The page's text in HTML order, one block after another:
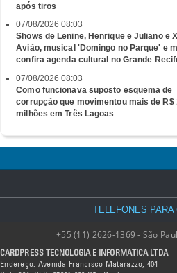
após tiros
07/08/2026 08:03
Shows de Lenine, Henrique e Juliano e
Avião, musical 'Domingo no Parque' e
confira agenda cultural no Grande
07/08/2026 08:03
Como funcionava suposto esquema de
corrupção que movimentou mais de R$
milhões em Três Lagoas
TELEFONES PARA
+55 (11) 2626-1369 - São
CARDPRESS TECNOLOGIA E INFORMATICA LTDA
Endereço: Avenida Francisco Matarazzo, 404